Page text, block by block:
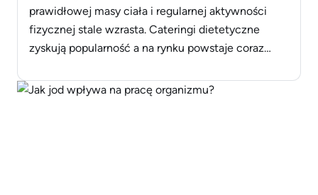
prawidłowej masy ciała i regularnej aktywności
fizycznej stale wzrasta. Cateringi dietetyczne
zyskują popularność a na rynku powstaje coraz
pudełkowej to świetne rozwiązanie, lecz do tego